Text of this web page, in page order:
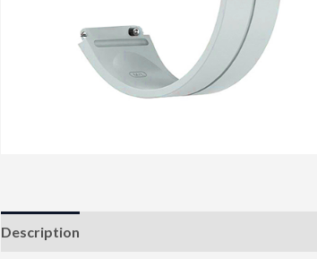
Description